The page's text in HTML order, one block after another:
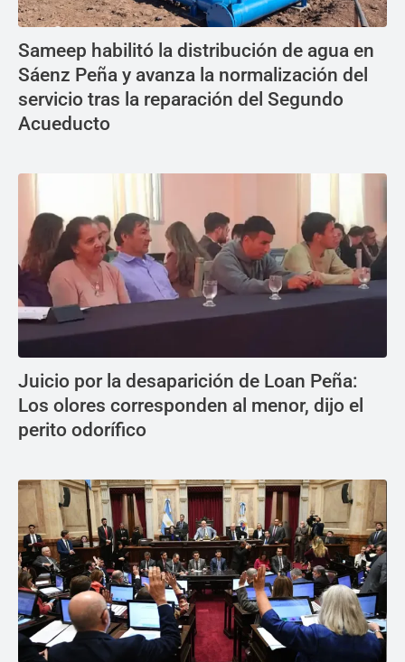
Sameep habilitó la distribución de agua en
Sáenz Peña y avanza la normalización del
servicio tras la reparación del Segundo
Acueducto
Juicio por la desaparición de Loan Peña:
Los olores corresponden al menor, dijo el
perito odorífico